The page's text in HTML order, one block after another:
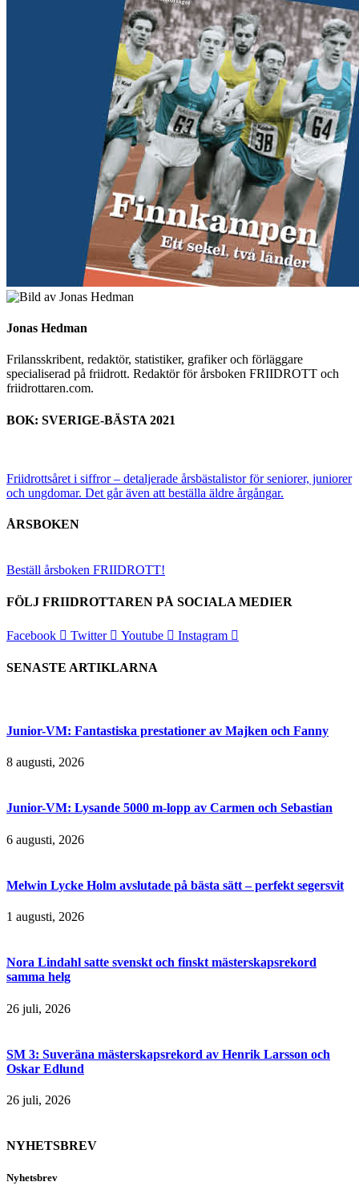
Jonas Hedman
Frilansskribent, redaktör, statistiker, grafiker och förläggare
specialiserad på friidrott. Redaktör för årsboken FRIIDROTT och
friidrottaren.com.
BOK: SVERIGE-BÄSTA 2021
Friidrottsåret i siffror – detaljerade årsbästalistor för seniorer, juniorer
och ungdomar. Det går även att beställa äldre årgångar.
ÅRSBOKEN
Beställ årsboken FRIIDROTT!
FÖLJ FRIIDROTTAREN PÅ SOCIALA MEDIER
Facebook Twitter Youtube Instagram
SENASTE ARTIKLARNA
Junior-VM: Fantastiska prestationer av Majken och Fanny
8 augusti, 2026
Junior-VM: Lysande 5000 m-lopp av Carmen och Sebastian
6 augusti, 2026
Melwin Lycke Holm avslutade på bästa sätt – perfekt segersvit
1 augusti, 2026
Nora Lindahl satte svenskt och finskt mästerskapsrekord
samma helg
26 juli, 2026
SM 3: Suveräna mästerskapsrekord av Henrik Larsson och
Oskar Edlund
26 juli, 2026
NYHETSBREV
Nyhetsbrev